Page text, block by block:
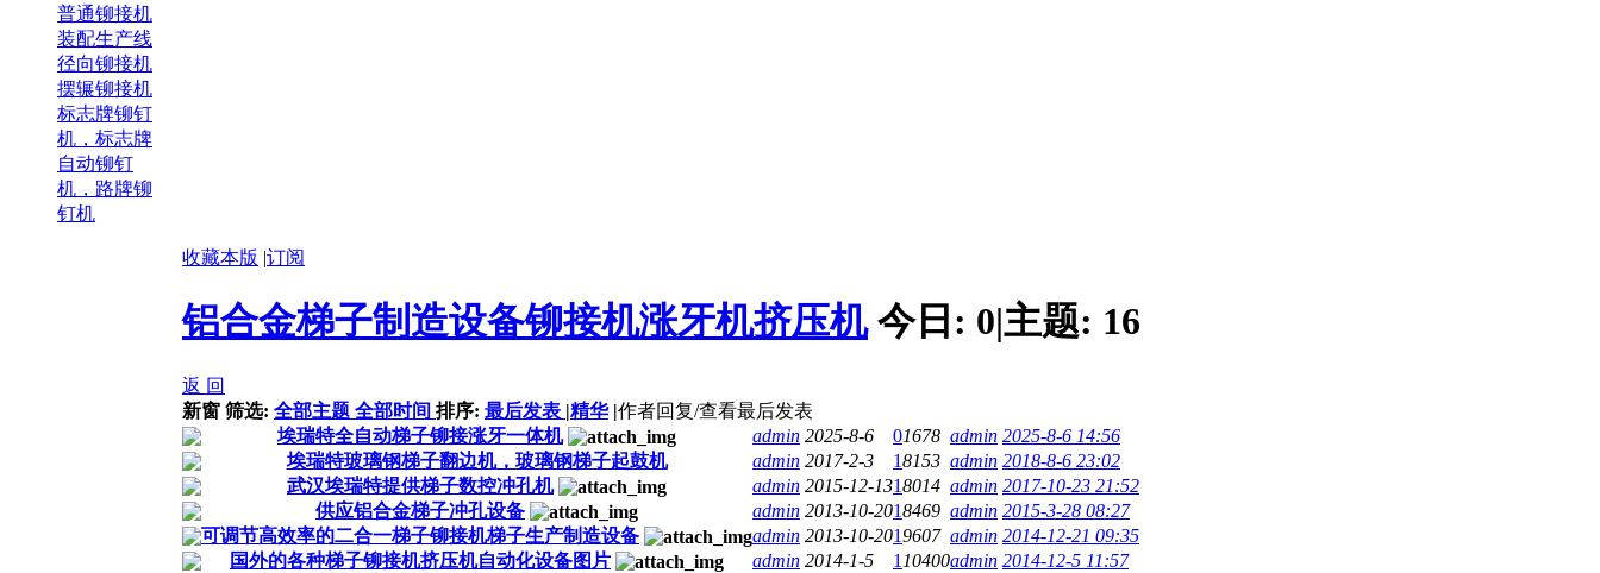
普通铆接机
装配生产线
径向铆接机
摆辗铆接机
标志牌铆钉
机，标志牌
自动铆钉
机，路牌铆
钉机
收藏本版 |订阅
铝合金梯子制造设备铆接机涨牙机挤压机 今日: 0|主题: 16
返 回
新窗 筛选: 全部主题 全部时间 排序: 最后发表 |精华 |作者回复/查看最后发表
埃瑞特全自动梯子铆接涨牙一体机
admin 2025-8-6 01678 admin 2025-8-6 14:56
埃瑞特玻璃钢梯子翻边机，玻璃钢梯子起鼓机
admin 2017-2-3 18153 admin 2018-8-6 23:02
武汉埃瑞特提供梯子数控冲孔机
admin 2015-12-1318014 admin 2017-10-23 21:52
供应铝合金梯子冲孔设备
admin 2013-10-2018469 admin 2015-3-28 08:27
可调节高效率的二合一梯子铆接机梯子生产制造设备
admin 2013-10-2019607 admin 2014-12-21 09:35
国外的各种梯子铆接机挤压机自动化设备图片
admin 2014-1-5 1 10400admin 2014-12-5 11:57